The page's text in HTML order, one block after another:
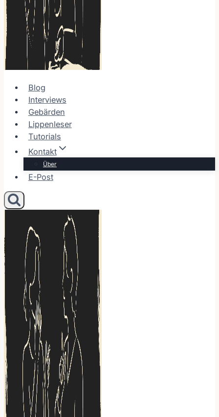
Blog
Interviews
Gebärden
Lippenleser
Tutorials
Kontakt
Über
E-Post